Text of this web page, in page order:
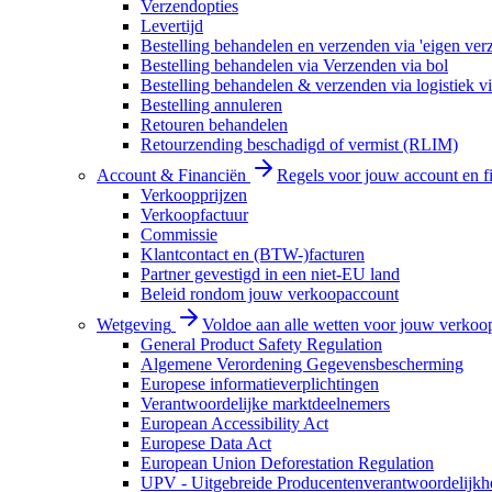
Verzendopties
Levertijd
Bestelling behandelen en verzenden via 'eigen
Bestelling behandelen via Verzenden via bol
Bestelling behandelen & verzenden via logistiek
Bestelling annuleren
Retouren behandelen
Retourzending beschadigd of vermist (RLIM)
Account & Financiën
Regels voor jouw account en
Verkoopprijzen
Verkoopfactuur
Commissie
Klantcontact en (BTW-)facturen
Partner gevestigd in een niet-EU land
Beleid rondom jouw verkoopaccount
Wetgeving
Voldoe aan alle wetten voor jouw
General Product Safety Regulation
Algemene Verordening Gegevensbescherming
Europese informatieverplichtingen
Verantwoordelijke marktdeelnemers
European Accessibility Act
Europese Data Act
European Union Deforestation Regulation
UPV - Uitgebreide